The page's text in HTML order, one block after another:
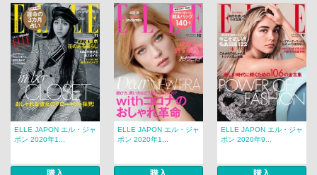
ELLE JAPON エル・ジャ
ポン 2020年1...
ELLE JAPON エル・ジャ
ポン 2020年1...
ELLE JAPON エル・ジャ
ポン 2020年9...